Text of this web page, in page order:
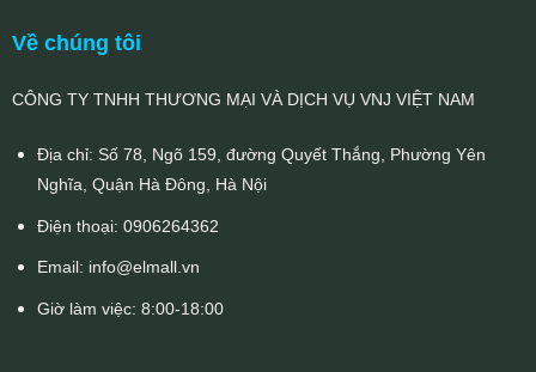
Về chúng tôi
CÔNG TY TNHH THƯƠNG MẠI VÀ DỊCH VỤ VNJ VIỆT NAM
Địa chỉ: Số 78, Ngõ 159, đường Quyết Thắng, Phường Yên
Nghĩa, Quận Hà Đông, Hà Nội
Điện thoại: 0906264362
Email: info@elmall.vn
Giờ làm việc: 8:00-18:00